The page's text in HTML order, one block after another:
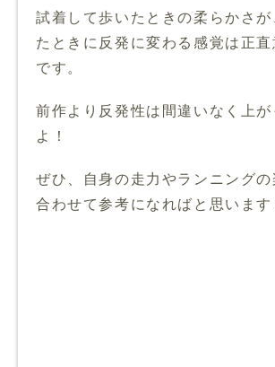
試着して歩いたときの柔らかさが
たときに反発に変わる感覚は正
です。
前作より反発性は間違いなく上が
よ！
ぜひ、自身の走力やランニングの
合わせて参考になればと思います